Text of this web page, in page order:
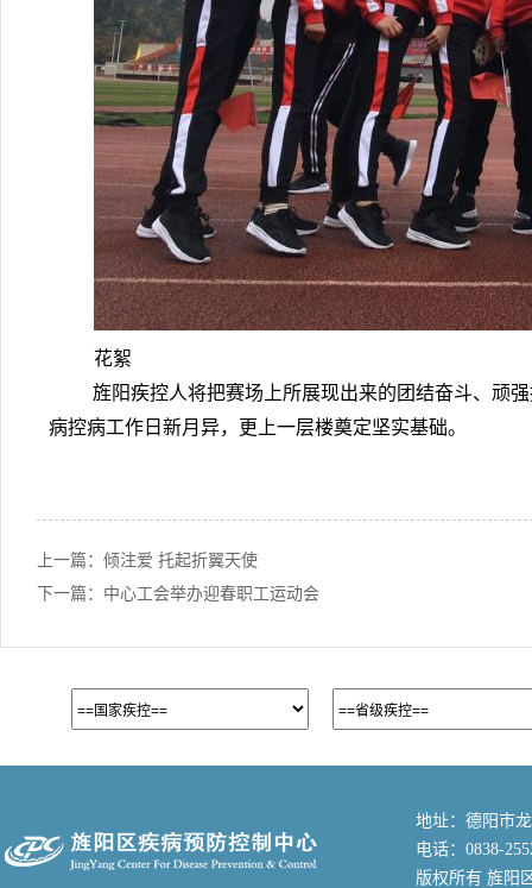
花絮
旌阳疾控人将把赛场上所展现出来的团结奋斗、顽
病控病工作日新月异，更上一层楼奠定坚实基础。
上一篇： 倾注爱 托起折翼天使
下一篇： 中心工会举办迎春职工运动会
地址：德阳市
电话：0838-
版权所有 旌阳